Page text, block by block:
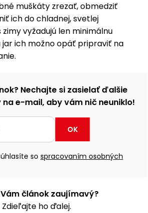
muškáty zrezať, obmedziť
ich do chladnej, svetlej
vyžadujú len minimálnu
ich možno opäť pripraviť na
Nechajte si zasielať ďalšie
e-mail, aby vám nič neuniklo!
OK
so spracovaním osobných
Vám článok zaujímavý?
Zdieľajte ho ďalej.